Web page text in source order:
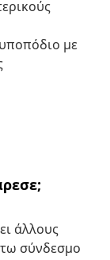
με
άλλους
σύνδεσμο